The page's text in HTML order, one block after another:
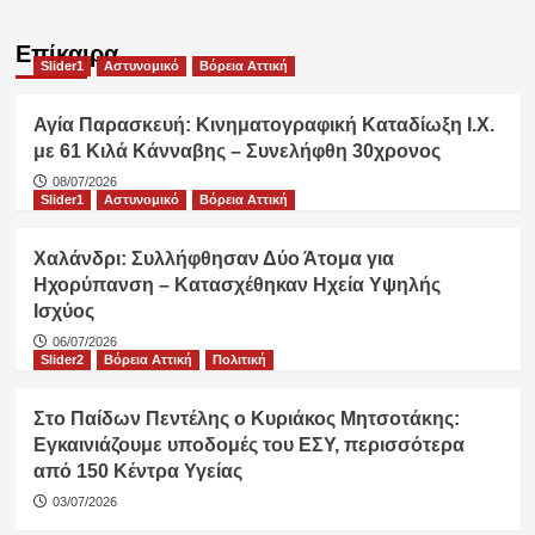
Επίκαιρα
Slider1 Αστυνομικό Βόρεια Αττική
Αγία Παρασκευή: Κινηματογραφική Καταδίωξη Ι.Χ.
με 61 Κιλά Κάνναβης – Συνελήφθη 30χρονος
08/07/2026
Slider1
Αστυνομικό Βόρεια Αττική
Χαλάνδρι: Συλλήφθησαν Δύο Άτομα για
Ηχορύπανση – Κατασχέθηκαν Ηχεία Υψηλής
Ισχύος
06/07/2026
Slider2
Βόρεια Αττική Πολιτική
Στο Παίδων Πεντέλης ο Κυριάκος Μητσοτάκης:
Εγκαινιάζουμε υποδομές του ΕΣΥ, περισσότερα
από 150 Κέντρα Υγείας
03/07/2026